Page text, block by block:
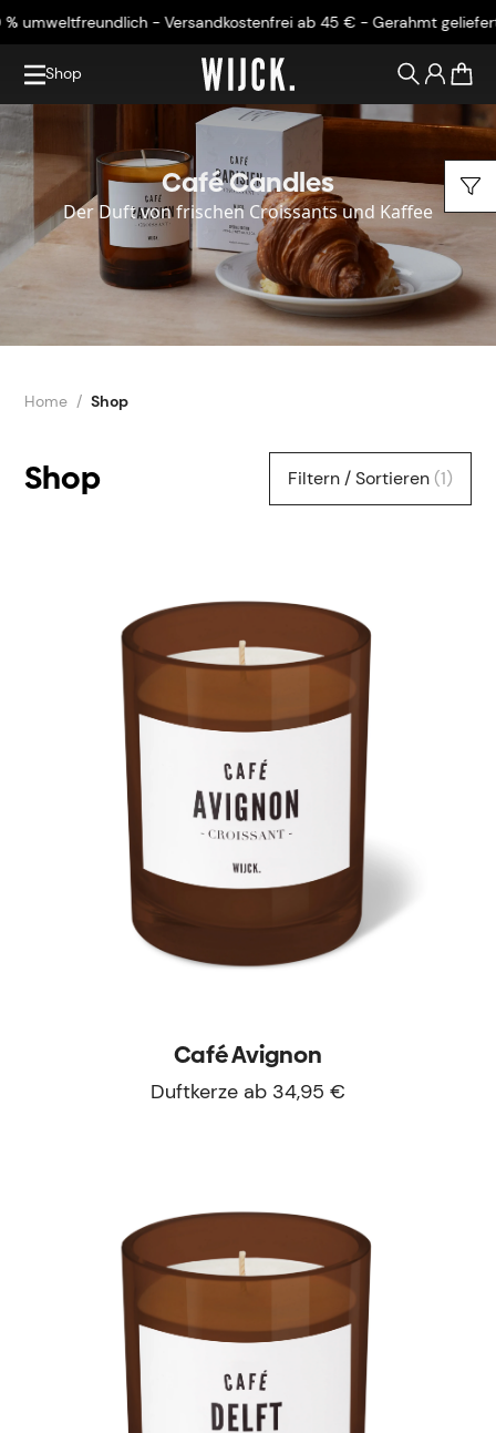
- Versandkostenfrei ab 45 € - Gerahmt geliefert100 %
Shop
0
Café Candles
Der Duft von frischen Croissants und Kaffee
Home Shop
Shop Filtern / Sortieren (1)
Café Avignon
Duftkerze ab 34,95 €